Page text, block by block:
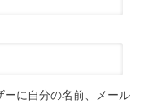
ーに自分の名前、メール